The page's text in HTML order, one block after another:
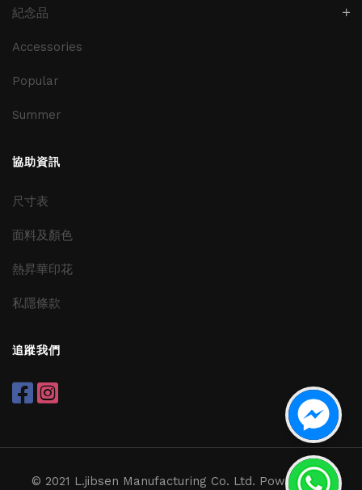
紀念品
Accessories
Popular
Summer
協助資訊
尺寸表
面料及顏色
熱昇華印花
私隱條款
追蹤我們
© 2021 L.jibsen Manufacturing Co. Ltd. Powered by